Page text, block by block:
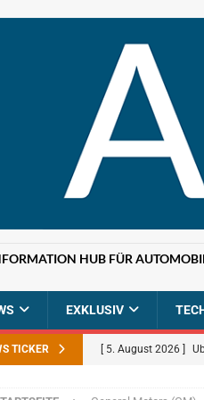
HUB FÜR
EXKLUSIV
TICKER [ 5. August 2026 ]